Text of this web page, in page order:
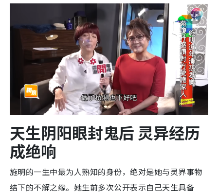
天生阴阳眼封鬼后 灵异经历
成绝响
施明的一生中最为人熟知的身份，绝对是她与灵界事物
结下的不解之缘。她生前多次公开表示自己天生具备